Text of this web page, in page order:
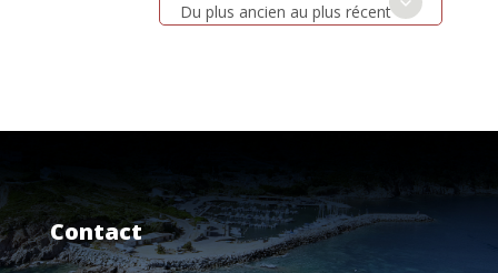
Du plus ancien au plus récent
Contact